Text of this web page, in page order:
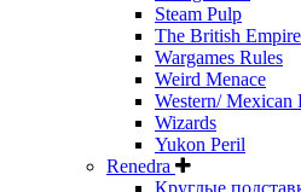
Steam Pulp
The British Empire
Wargames Rules
Weird Menace
Western/ Mexican
Wizards
Yukon Peril
Renedra
Круглые